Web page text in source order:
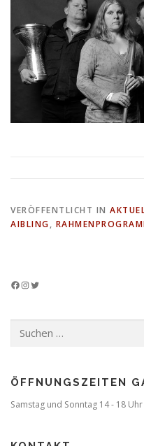
VERÖFFENTLICHT IN
AIBLING,
Facebook InstagramTwitter
nach:
ÖFFNUNGSZEITEN
Samstag und Sonntag 14 - 18